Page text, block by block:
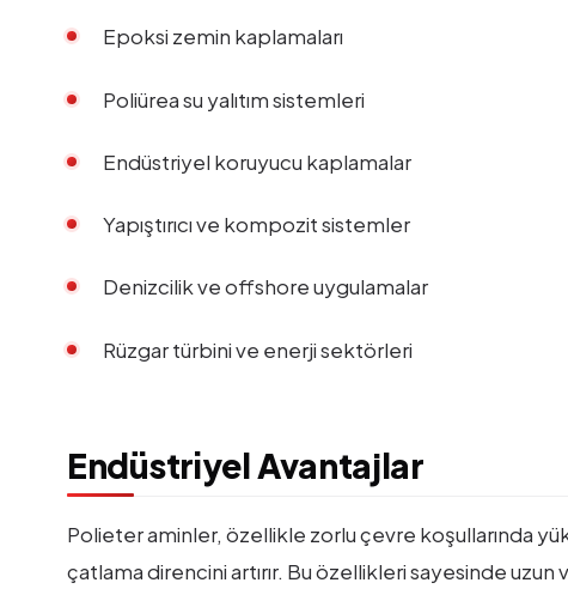
Epoksi zemin kaplamaları
Poliürea su yalıtım sistemleri
Endüstriyel koruyucu kaplamalar
Yapıştırıcı ve kompozit sistemler
Denizcilik ve offshore uygulamalar
Rüzgar türbini ve enerji sektörleri
Endüstriyel Avantajlar
Polieter aminler, özellikle zorlu çevre koşullarında
çatlama direncini artırır. Bu özellikleri sayesinde